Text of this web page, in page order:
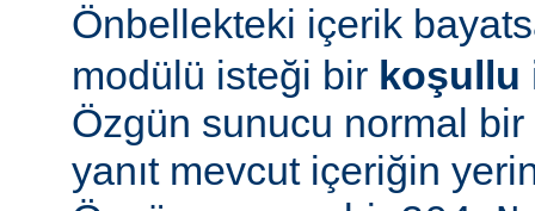
Önbellekteki içerik
modülü isteği bir koşullu
Özgün sunucu normal bir
yanıt mevcut içeriğin